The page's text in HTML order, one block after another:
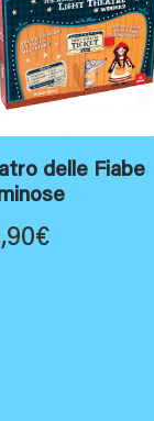
delle Fiabe
€